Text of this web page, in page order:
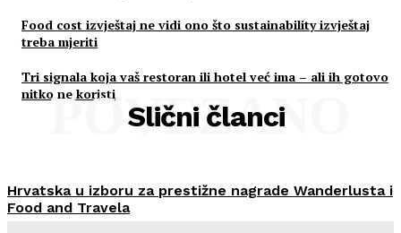
Food cost izvještaj ne vidi ono što sustainability izvještaj
treba mjeriti
Tri signala koja vaš restoran ili hotel već ima – ali ih gotovo
nitko ne koristi
Slični članci
POVEZANO
Hrvatska u izboru za prestižne nagrade Wanderlusta i
Food and Travela